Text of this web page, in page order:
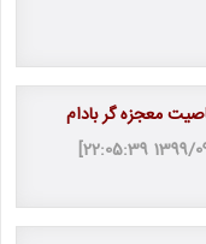
زمینی | 8 خاصیت معجزه گر بادام